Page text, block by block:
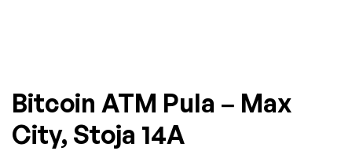
Bitcoin ATM Pula – Max
City, Stoja 14A